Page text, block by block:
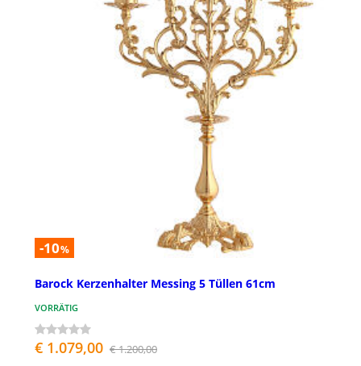
-10%
Barock Kerzenhalter Messing 5 Tüllen 61cm
VORRÄTIG
€ 1.079,00 € 1.200,00